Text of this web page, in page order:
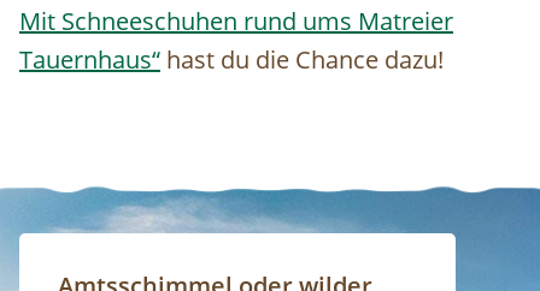
Mit Schneeschuhen rund ums Matreier
Tauernhaus“ hast du die Chance dazu!